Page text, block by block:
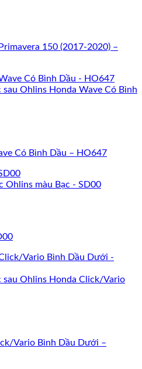
150 (2017-2020) –
Có Bình Dầu – HO647
Vario Bình Dầu Dưới –